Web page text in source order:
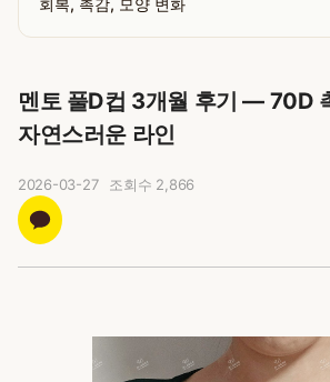
회복, 촉감, 모양 변화
멘토 풀D컵 3개월 후기 — 70D
자연스러운 라인
2026-03-27 조회수 2,866